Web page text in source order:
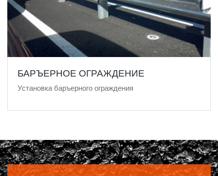
БАРЪЕРНОЕ ОГРАЖДЕНИЕ
Установка баръерного ограждения